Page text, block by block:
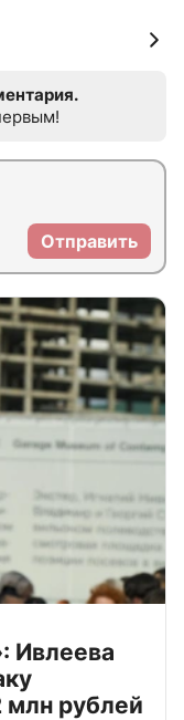
Отправить
Ивлеева
млн рублей